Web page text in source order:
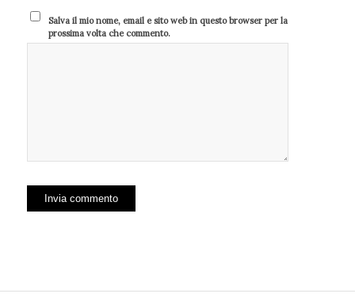
Salva il mio nome, email e sito web in questo browser per la
prossima volta che commento.